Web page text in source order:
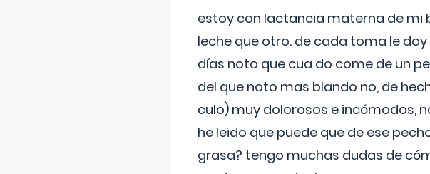
estoy con lactancia materna de mi
leche que otro. de cada toma le
días noto que cua do come de un
del que noto mas blando no, de
culo) muy dolorosos e incómodos,
he leido que puede que de ese
grasa? tengo muchas dudas de